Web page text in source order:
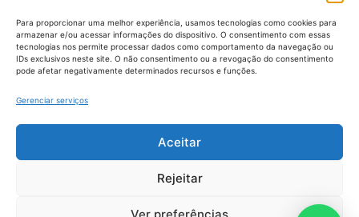
Para proporcionar uma melhor experiência, usamos tecnologias como cookies para
armazenar e/ou acessar informações do dispositivo. O consentimento com essas
tecnologias nos permite processar dados como comportamento da navegação ou
IDs exclusivos neste site. O não consentimento ou a revogação do consentimento
pode afetar negativamente determinados recursos e funções.
Gerenciar serviços
Aceitar
Rejeitar
Ver preferências
União dos Auditores Federais de Controle Externo -
AUDITAR
Setor de Administração Federal Sul (SAF/Sul), Qd. 04, Lt. 01
Tribunal de Contas da União (TCU), Subsolo, Sala S04
Termos de uso